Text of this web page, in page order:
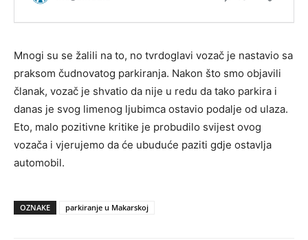
Mnogi su se žalili na to, no tvrdoglavi vozač je nastavio sa
praksom čudnovatog parkiranja. Nakon što smo objavili
članak, vozač je shvatio da nije u redu da tako parkira i
danas je svog limenog ljubimca ostavio podalje od ulaza.
Eto, malo pozitivne kritike je probudilo svijest ovog
vozača i vjerujemo da će ubuduće paziti gdje ostavlja
automobil.
OZNAKE parkiranje u Makarskoj